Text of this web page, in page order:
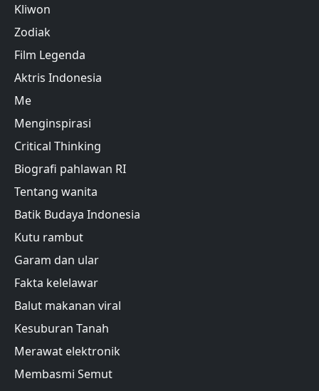
Kliwon
Zodiak
Film Legenda
Aktris Indonesia
Me
Menginspirasi
Critical Thinking
Biografi pahlawan RI
Tentang wanita
Batik Budaya Indonesia
Kutu rambut
Garam dan ular
Fakta kelelawar
Balut makanan viral
Kesuburan Tanah
Merawat elektronik
Membasmi Semut